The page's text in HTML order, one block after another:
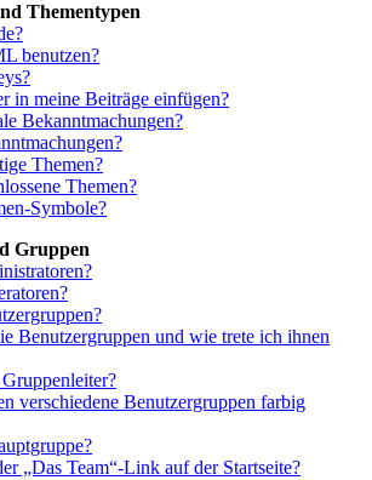
Thementypen
benutzen?
in meine Beiträge einfügen?
Bekanntmachungen?
Themen?
Themen?
Symbole?
Gruppen
Benutzergruppen und wie trete ich ihnen
verschiedene Benutzergruppen farbig
„Das Team“-Link auf der Startseite?